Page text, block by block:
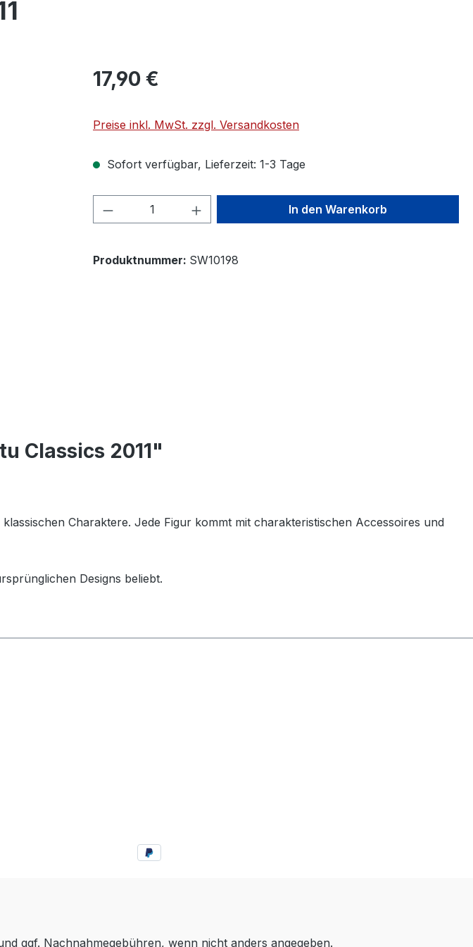
17,90 €
Preise inkl. MwSt. zzgl. Versandkosten
Sofort verfügbar, Lieferzeit: 1-3 Tage
Produkt Anzahl: Gib den gewünschten Wert
In den Warenkorb
Produktnummer: SW10198
Classics 2011"
Charaktere. Jede Figur kommt mit charakteristischen Accessoires und
Designs beliebt.
ggf. Nachnahmegebühren, wenn nicht anders angegeben.